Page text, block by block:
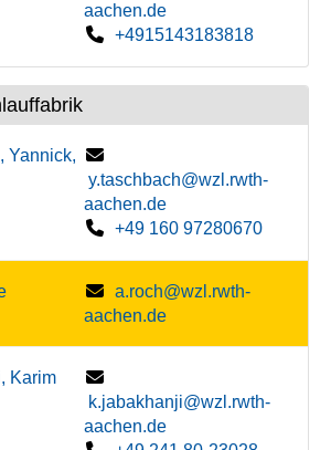
aachen.de
+4915143183818
Yannick,
y.taschbach@wzl.rwth-
aachen.de
+49 160 97280670
a.roch@wzl.rwth-
aachen.de
Karim
k.jabakhanji@wzl.rwth-
aachen.de